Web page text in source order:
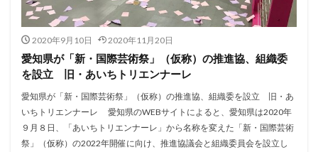
2020年9月10日 2020年11月20日
愛知県が「新・国際芸術祭」（仮称）の推進協、組織委
を設立 旧・あいちトリエンナーレ
愛知県が「新・国際芸術祭」（仮称）の推進協、組織委を設立 旧・あ
いちトリエンナーレ 愛知県のWEBサイトによると、愛知県は2020年
９月８日、「あいちトリエンナーレ」から名称を変えた「新・国際芸術
祭」（仮称）の2022年開催に向け、推進協議会と組織委員会を設立し